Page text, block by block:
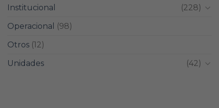
Institucional
(228)
Operacional
(98)
Otros (12)
Unidades
(42)